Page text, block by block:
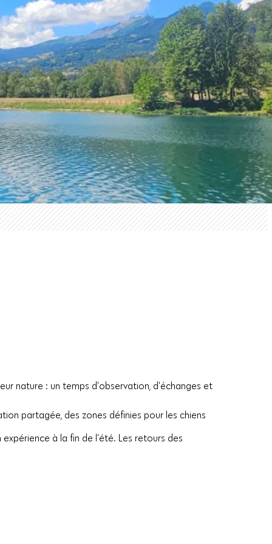
nature : un temps d'observation, d'échanges et
partagée, des zones définies pour les chiens
à la fin de l'été. Les retours des